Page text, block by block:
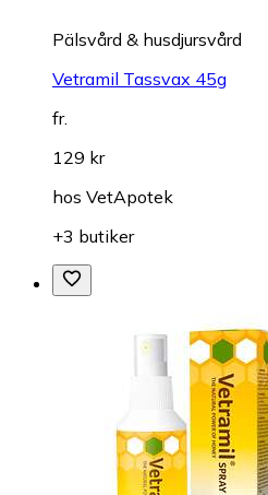
Pälsvård & husdjursvård
Vetramil Tassvax 45g
fr.
129 kr
hos VetApotek
+3 butiker